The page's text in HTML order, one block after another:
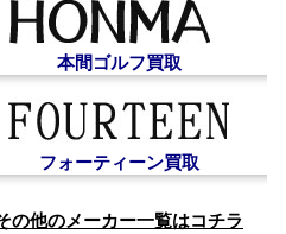
本間ゴルフ買取
フォーティーン買取
の他のメーカー一覧はコチラ